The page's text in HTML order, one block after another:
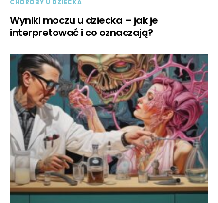
CHOROBY U DZIECKA
Wyniki moczu u dziecka – jak je
interpretować i co oznaczają?